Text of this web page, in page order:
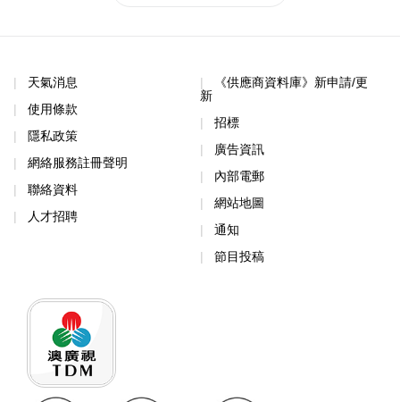
天氣消息
使用條款
隱私政策
網絡服務註冊聲明
聯絡資料
人才招聘
《供應商資料庫》新申請/更
新
招標
廣告資訊
內部電郵
網站地圖
通知
節目投稿